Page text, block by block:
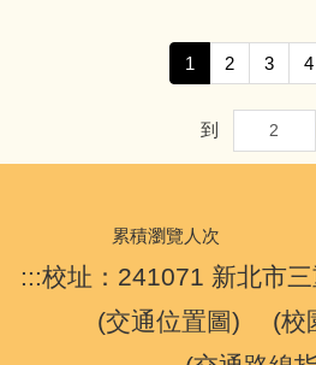
1 2 3 4
到
累積瀏覽人次
:::校址：241071 新北市
(交通位置圖) (校